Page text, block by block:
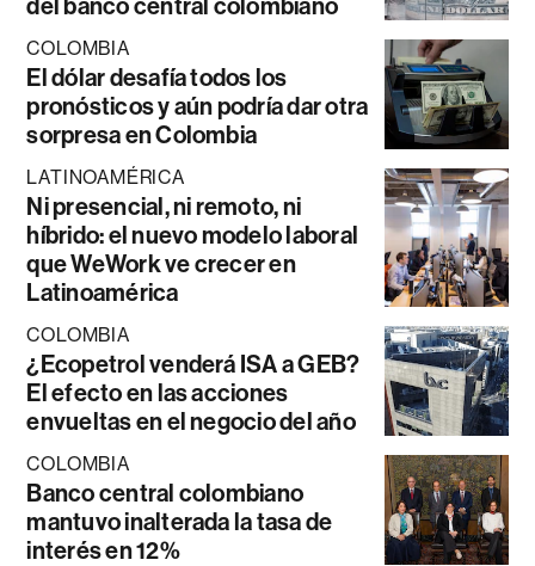
COLOMBIA
El dólar desafía todos los
pronósticos y aún podría dar otra
sorpresa en Colombia
LATINOAMÉRICA
Ni presencial, ni remoto, ni
híbrido: el nuevo modelo laboral
que WeWork ve crecer en
Latinoamérica
COLOMBIA
¿Ecopetrol venderá ISA a GEB?
El efecto en las acciones
envueltas en el negocio del año
COLOMBIA
Banco central colombiano
mantuvo inalterada la tasa de
interés en 12%